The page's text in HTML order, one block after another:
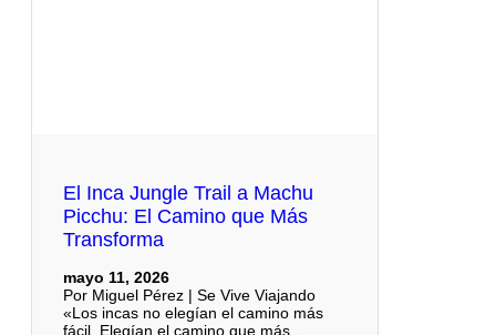
El Inca Jungle Trail a Machu
Picchu: El Camino que Más
Transforma
mayo 11, 2026
Por Miguel Pérez | Se Vive Viajando
«Los incas no elegían el camino más
fácil. Elegían el camino que más…